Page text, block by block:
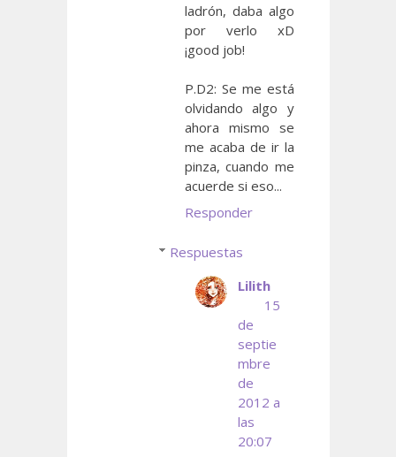
ladrón, daba algo
por verlo xD
¡good job!
P.D2: Se me está
olvidando algo y
ahora mismo se
me acaba de ir la
pinza, cuando me
acuerde si eso...
Responder
Respuestas
Lilith
15
de
septie
mbre
de
2012 a
las
20:07